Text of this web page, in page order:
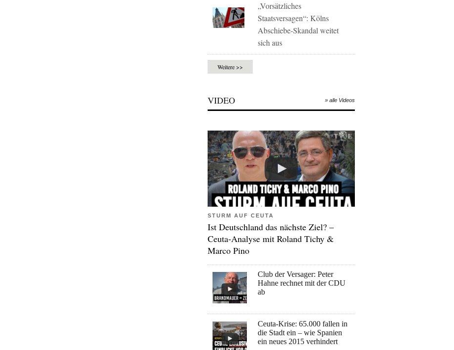
„Vorsätzliches
Staatsversagen“: Kölns
Abschiebe-Skandal weitet
sich aus
Weitere >>
VIDEO » alle Videos
STURM AUF CEUTA
Ist Deutschland das nächste Ziel? –
Ceuta-Analyse mit Roland Tichy &
Marco Pino
Club der Versager: Peter
Hahne rechnet mit der CDU
ab
Ceuta-Krise: 65.000 fallen in
die Stadt ein – wie Spanien
ein neues 2015 verhindert